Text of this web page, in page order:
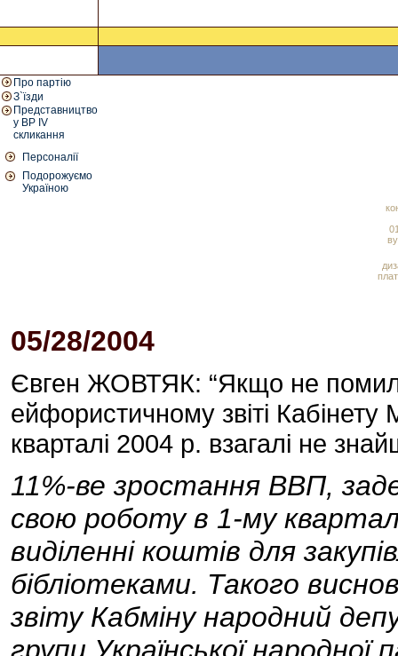
Про партію
З`їзди
Представництво
у ВР IV
скликання
Персоналії
Подорожуємо
Україною
05/28/2004
Євген ЖОВТЯК: “Якщо не
ейфористичному звіті
кварталі 2004 р. взагалі не
11%-ве зростання ВВП,
свою роботу в 1-му
виділенні коштів для
бібліотеками. Такого
звіту Кабміну народний